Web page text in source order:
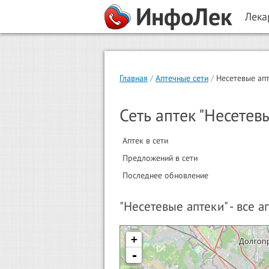
ИнфоЛек
Главная Аптечные сети Несетевые
Сеть аптек
Аптек в сети
Предложений в сети
Последнее обновление
"Несетевые аптеки" - все
+
-